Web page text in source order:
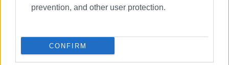
prevention, and other user protection.
CONFIRM